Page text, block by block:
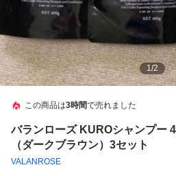
1/2
この商品は3時間で売れました
バランローズ KUROシャンプー
（ダークブラウン）3セット
VALANROSE